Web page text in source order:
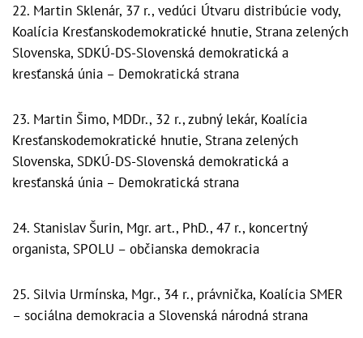
22. Martin Sklenár, 37 r., vedúci Útvaru distribúcie vody,
Koalícia Kresťanskodemokratické hnutie, Strana zelených
Slovenska, SDKÚ-DS-Slovenská demokratická a
kresťanská únia – Demokratická strana
23. Martin Šimo, MDDr., 32 r., zubný lekár, Koalícia
Kresťanskodemokratické hnutie, Strana zelených
Slovenska, SDKÚ-DS-Slovenská demokratická a
kresťanská únia – Demokratická strana
24. Stanislav Šurin, Mgr. art., PhD., 47 r., koncertný
organista, SPOLU – občianska demokracia
25. Silvia Urmínska, Mgr., 34 r., právnička, Koalícia SMER
– sociálna demokracia a Slovenská národná strana